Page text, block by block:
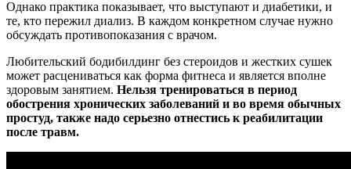
Однако практика показывает, что выступают и диабетики, и
те, кто пережил диализ. В каждом конкретном случае нужно
обсуждать противопоказания с врачом.
Любительский бодибилдинг без стероидов и жестких сушек
может расцениваться как форма фитнеса и является вполне
здоровым занятием. Нельзя тренироваться в период
обострения хронических заболеваний и во время обычных
простуд, также надо серьезно отнестись к реабилитации
после травм.